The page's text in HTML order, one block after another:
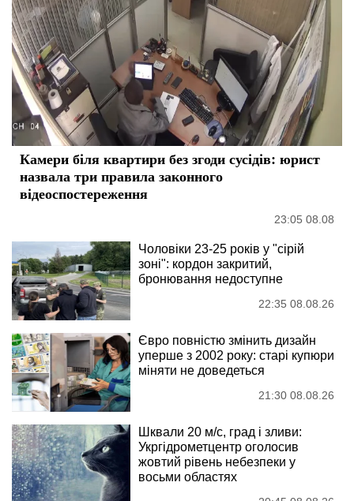
Камери біля квартири без згоди сусідів: юрист
назвала три правила законного
відеоспостереження
23:05 08.08
Чоловіки 23-25 років у "сірій
зоні": кордон закритий,
бронювання недоступне
22:35 08.08.26
Євро повністю змінить дизайн
уперше з 2002 року: старі купюри
міняти не доведеться
21:30 08.08.26
Шквали 20 м/с, град і зливи:
Укргідрометцентр оголосив
жовтий рівень небезпеки у
восьми областях